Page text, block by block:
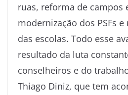
ruas, reforma de campos
modernização dos PSFs
das escolas. Todo esse
resultado da luta
conselheiros e do
Thiago Diniz, que tem